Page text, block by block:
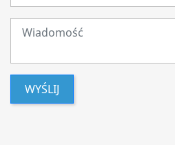
WYŚLIJ